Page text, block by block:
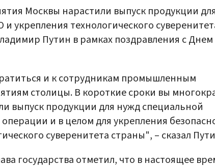
Москвы нарастили выпуск продукции
и укрепления технологического
Путин в рамках поздравления с Днем
и к сотрудникам промышленным
столицы. В короткие сроки вы
выпуск продукции для нужд специальной
и в целом для укрепления
суверенитета страны", – сказал
государства отметил, что в настоящее